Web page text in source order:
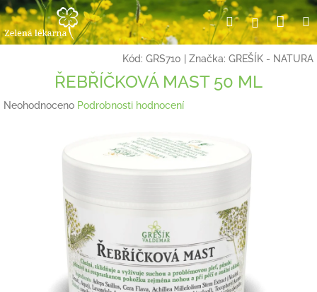
Přejít
na
obsah
HledatPřihlášení
Kód: GRS710 Značka: GREŠÍK - NATURA
ŘEBŘÍČKOVÁ MAST 50 ML
Průměrné
Neohodnoceno Podrobnosti hodnocení